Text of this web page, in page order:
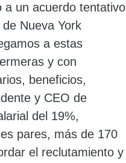
a un acuerdo tentativo
Nueva York
a estas
y con
beneficios,
y CEO de
del 19%,
pares, más de 170
el reclutamiento y